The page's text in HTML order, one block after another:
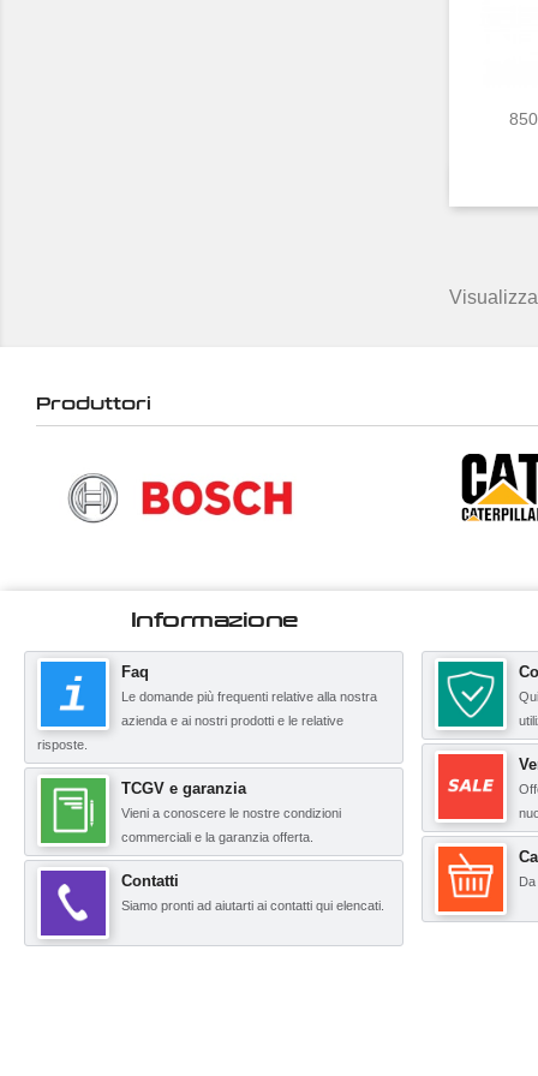
Produttori
Informazione
Faq
Le domande più frequenti relative alla nostra
azienda e ai nostri prodotti e le relative
risposte.
TCGV e garanzia
Vieni a conoscere le nostre condizioni
commerciali e la garanzia offerta.
Contatti
Siamo pronti ad aiutarti ai contatti qui elencati.